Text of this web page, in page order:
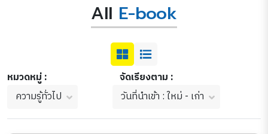
All E-book
หมวดหมู่ :
ความรู้ทั่วไป
จัดเรียงตาม :
วันที่นำเข้า : ใหม่ - เก่า